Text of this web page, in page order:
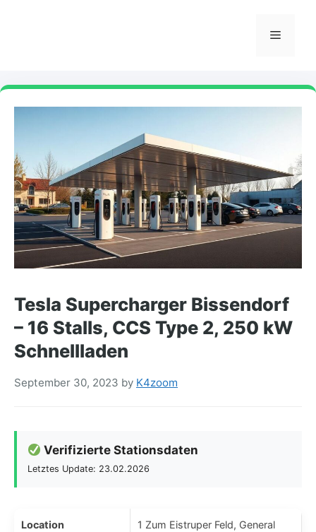
Menu
Tesla Supercharger Bissendorf
– 16 Stalls, CCS Type 2, 250 kW
Schnellladen
September 30, 2023 by K4zoom
Verifizierte Stationsdaten
Letztes Update: 23.02.2026
Location 1 Zum Eistruper Feld, General